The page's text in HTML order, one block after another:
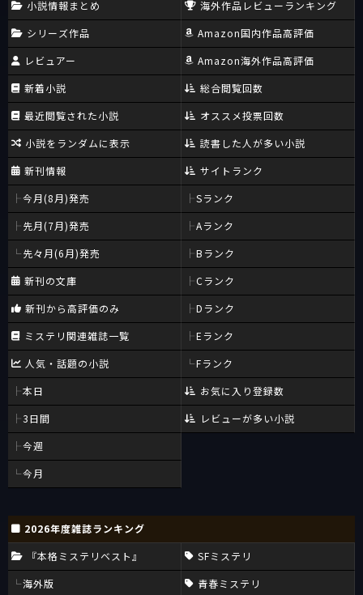
小説情報まとめ
シリーズ作品
レビュアー
新着小説
最近閲覧された小説
小説をランダムに表示
新刊情報
今月(8月)発売
先月(7月)発売
先々月(6月)発売
新刊の文庫
新刊から高評価のみ
ミステリ関連雑誌一覧
人気・話題の小説
本日
3日間
今週
今月
海外作品レビューランキング
Amazon国内作品高評価
Amazon海外作品高評価
総合閲覧回数
オススメ投票回数
読書した人が多い小説
サイトランク
Sランク
Aランク
Bランク
Cランク
Dランク
Eランク
Fランク
お気に入り登録数
レビューが多い小説
2026年度雑誌ランキング
『本格ミステリベスト』
海外版
SFミステリ
青春ミステリ